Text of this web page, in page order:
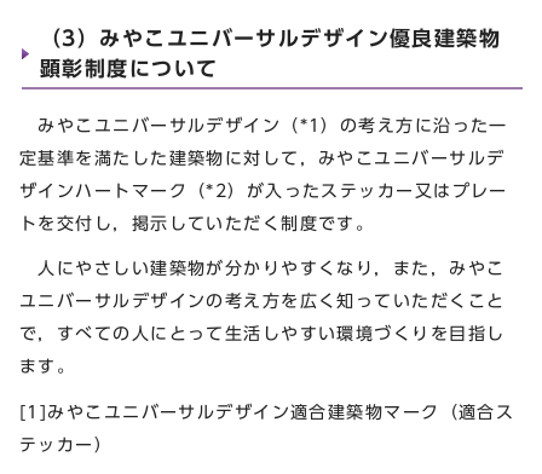
（3）みやこユニバーサルデザイン優良建築物
顕彰制度について
みやこユニバーサルデザイン（*1）の考え方に沿った一
定基準を満たした建築物に対して，みやこユニバーサルデ
ザインハートマーク（*2）が入ったステッカー又はプレー
トを交付し，掲示していただく制度です。
人にやさしい建築物が分かりやすくなり，また，みやこ
ユニバーサルデザインの考え方を広く知っていただくこと
で，すべての人にとって生活しやすい環境づくりを目指し
ます。
[1]みやこユニバーサルデザイン適合建築物マーク（適合ス
テッカー）